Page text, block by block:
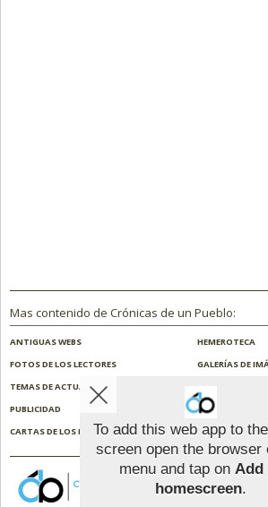
Mas contenido de Crónicas de un Pueblo:
ANTIGUAS WEBS
HEMEROTECA
FOTOS DE LOS LECTORES
GALERÍAS DE
TEMAS DE ACTUALIDAD
PUBLICIDAD
CONTACTO
CARTAS DE LOS LECTORES
ENCUESTAS
To add this web app to
screen open the browser
menu and tap on Add
homescreen.
Aviso sobre el Uso de
Utilizamos cookies
funcionamiento del digital.